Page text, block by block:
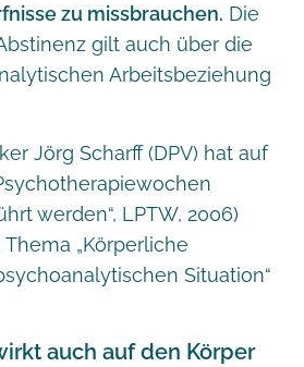
zu missbrauchen. Die
gilt auch über die
Arbeitsbeziehung
Jörg Scharff (DPV) hat auf
werden“, LPTW, 2006)
„Körperliche
Situation“
auch auf den Körper